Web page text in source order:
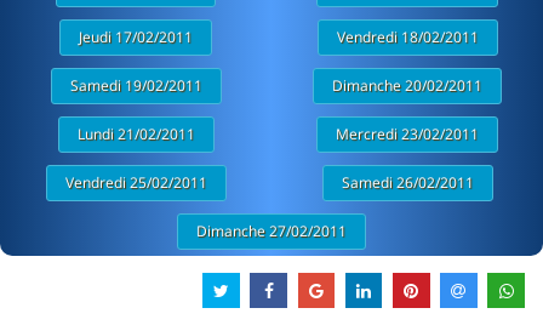
Jeudi 17/02/2011 Vendredi 18/02/2011
Samedi 19/02/2011 Dimanche 20/02/2011
Lundi 21/02/2011 Mercredi 23/02/2011
Vendredi 25/02/2011 Samedi 26/02/2011
Dimanche 27/02/2011